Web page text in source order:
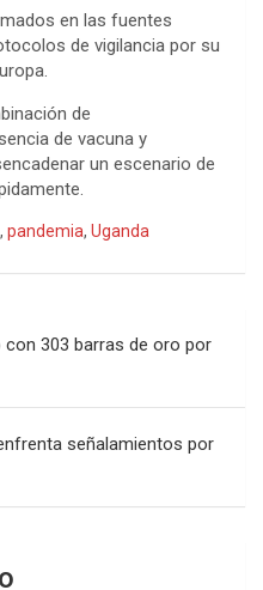
en las fuentes
de vigilancia por su
de
de vacuna y
un escenario de
, pandemia, Uganda
con 303 barras de oro por
señalamientos por